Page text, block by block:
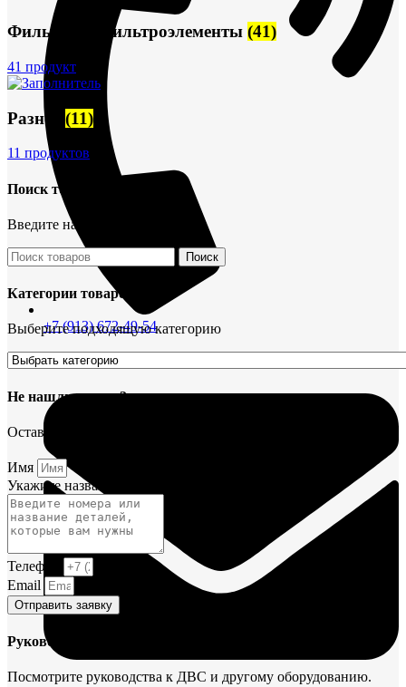
+7 (913) 672-49-54
Фильтры и фильтроэлементы (41)
41 продукт
Разное (11)
11 продуктов
Поиск товаров
Введите название детали
Поиск
Категории товаров
Выберите подходящую категорию
Не нашли деталь?
Оставьте заявку и мы постараемся вам помочь.
Имя
Укажите название или номера деталей
Телефон
Email
Отправить заявку
Руководства и инструкции
Посмотрите руководства к ДВС и другому оборудованию.